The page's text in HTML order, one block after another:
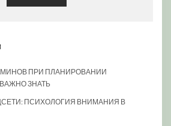
ПРИ ПЛАНИРОВАНИИ
ЗНАТЬ
ПСИХОЛОГИЯ ВНИМАНИЯ В